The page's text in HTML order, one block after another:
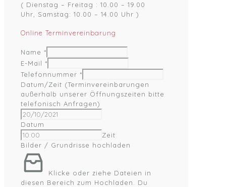
( Dienstag – Freitag : 10.00 – 19.00
Uhr, Samstag: 10.00 – 14.00 Uhr )
Online Terminvereinbarung
Name *
E-Mail *
Telefonnummer *
Datum/Zeit (Terminvereinbarungen
außerhalb unserer Öffnungszeiten bitte
telefonisch Anfragen)
Datum
Zeit
Bilder / Grundrisse hochladen
Klicke oder ziehe Dateien in
diesen Bereich zum Hochladen.
Du